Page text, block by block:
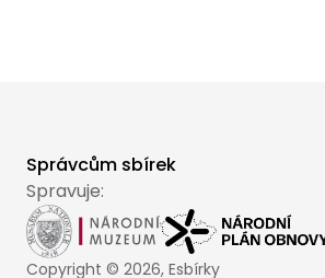
Správcům sbírek
Spravuje:
Copyright © 2026, Esbírky